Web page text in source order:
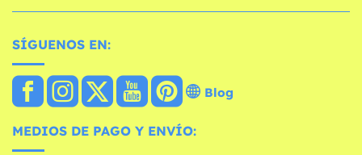
SÍGUENOS EN:
Blog
MEDIOS DE PAGO Y ENVÍO: